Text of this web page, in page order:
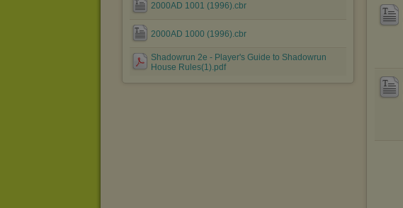
2000AD 1001 (1996).cbr
2000AD 1000 (1996).cbr
Shadowrun 2e - Player's Guide to Shadowrun
House Rules(1).pdf